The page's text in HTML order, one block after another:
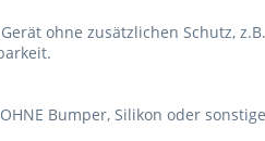
ohne zusätzlichen Schutz,
OHNE Bumper, Silikon oder